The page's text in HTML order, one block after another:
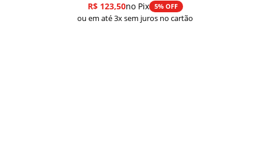
R$123,50no Pix 5% OFF
ou em até 3x sem juros no cartão